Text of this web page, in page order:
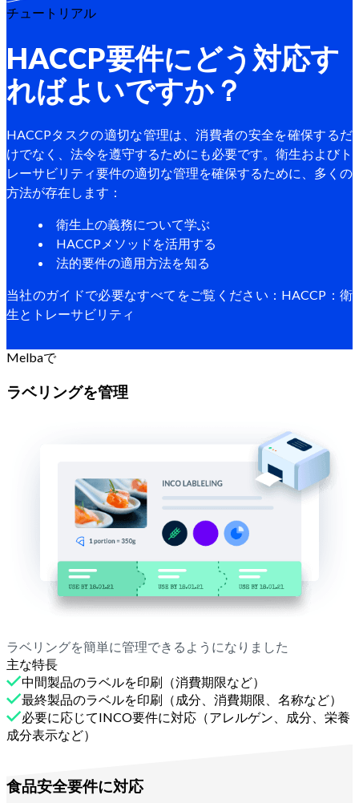
チュートリアル
HACCP要件にどう対応す
ればよいですか？
HACCPタスクの適切な管理は、消費者の安全を確保するだ
けでなく、法令を遵守するためにも必要です。衛生およびト
レーサビリティ要件の適切な管理を確保するために、多くの
方法が存在します：
衛生上の義務について学ぶ
HACCPメソッドを活用する
法的要件の適用方法を知る
当社のガイドで必要なすべてをご覧ください：HACCP：衛
生とトレーサビリティ
Melbaで
ラベリングを管理
ラベリングを簡単に管理できるようになりました
主な特長
中間製品のラベルを印刷（消費期限など）
最終製品のラベルを印刷（成分、消費期限、名称など）
必要に応じてINCO要件に対応（アレルゲン、成分、栄養
成分表示など）
食品安全要件に対応